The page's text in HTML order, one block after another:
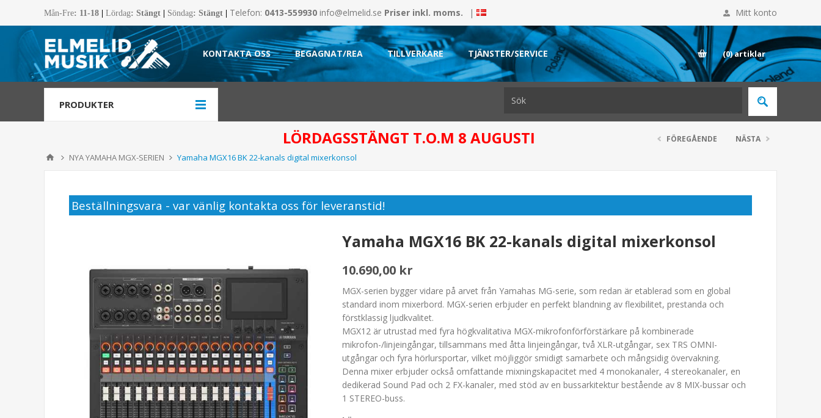
Mån-Fre: 11-18 Lördag: Stängt Söndag: Stängt Telefon: 0413-559930 info@elmelid.se Priser inkl. moms. | Mitt konto
KONTAKTA OSS BEGAGNAT/REA TILLVERKARE TJÄNSTER/SERVICE (0)artiklar
PRODUKTER
LÖRDAGSSTÄNGT T.O.M 8 AUGUSTI
NYA YAMAHA MGX-SERIEN Yamaha MGX16 BK 22-kanals digital mixerkonsol
FÖREGÅENDE NÄSTA
Beställningsvara - var vänlig kontakta oss för leveranstid!
Yamaha MGX16 BK 22-kanals digital mixerkonsol
10.690,00 kr
MGX-serien bygger vidare på arvet från Yamahas MG-serie, som redan är etablerad som en global
standard inom mixerbord. MGX-serien erbjuder en perfekt blandning av flexibilitet, prestanda och
förstklassig ljudkvalitet.
MGX12 är utrustad med fyra högkvalitativa MGX-mikrofonförförstärkare på kombinerade
mikrofon-/linjeingångar, tillsammans med åtta linjeingångar, två XLR-utgångar, sex TRS OMNI-
utgångar och fyra hörlursportar, vilket möjliggör smidigt samarbete och mångsidig övervakning.
Denna mixer erbjuder också omfattande mixningskapacitet med 4 monokanaler, 4 stereokanaler, en
dedikerad Sound Pad och 2 FX-kanaler, med stöd av en bussarkitektur bestående av 8 MIX-bussar och
1 STEREO-buss.